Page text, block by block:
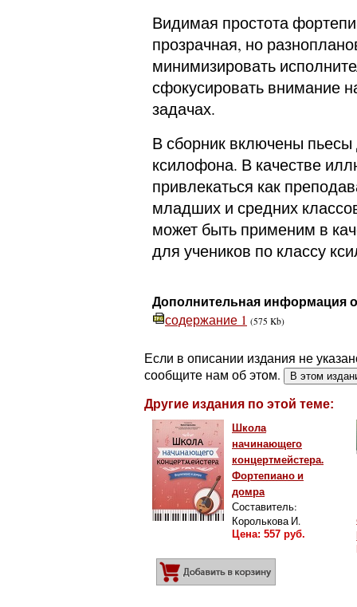
Видимая простота
прозрачная, но
минимизировать
сфокусировать внимание
задачах.
В сборник включены
ксилофона. В качестве
привлекаться как
младших и средних
может быть применим в
для учеников по классу
Дополнительная информация
содержание 1 (575 Kb)
Если в описании издания не
сообщите нам об этом.
В этом
Другие издания по этой теме:
Школа
начинающего
концертмейстера.
Фортепиано и
домра
Составитель:
Королькова И.
Цена: 557 руб.